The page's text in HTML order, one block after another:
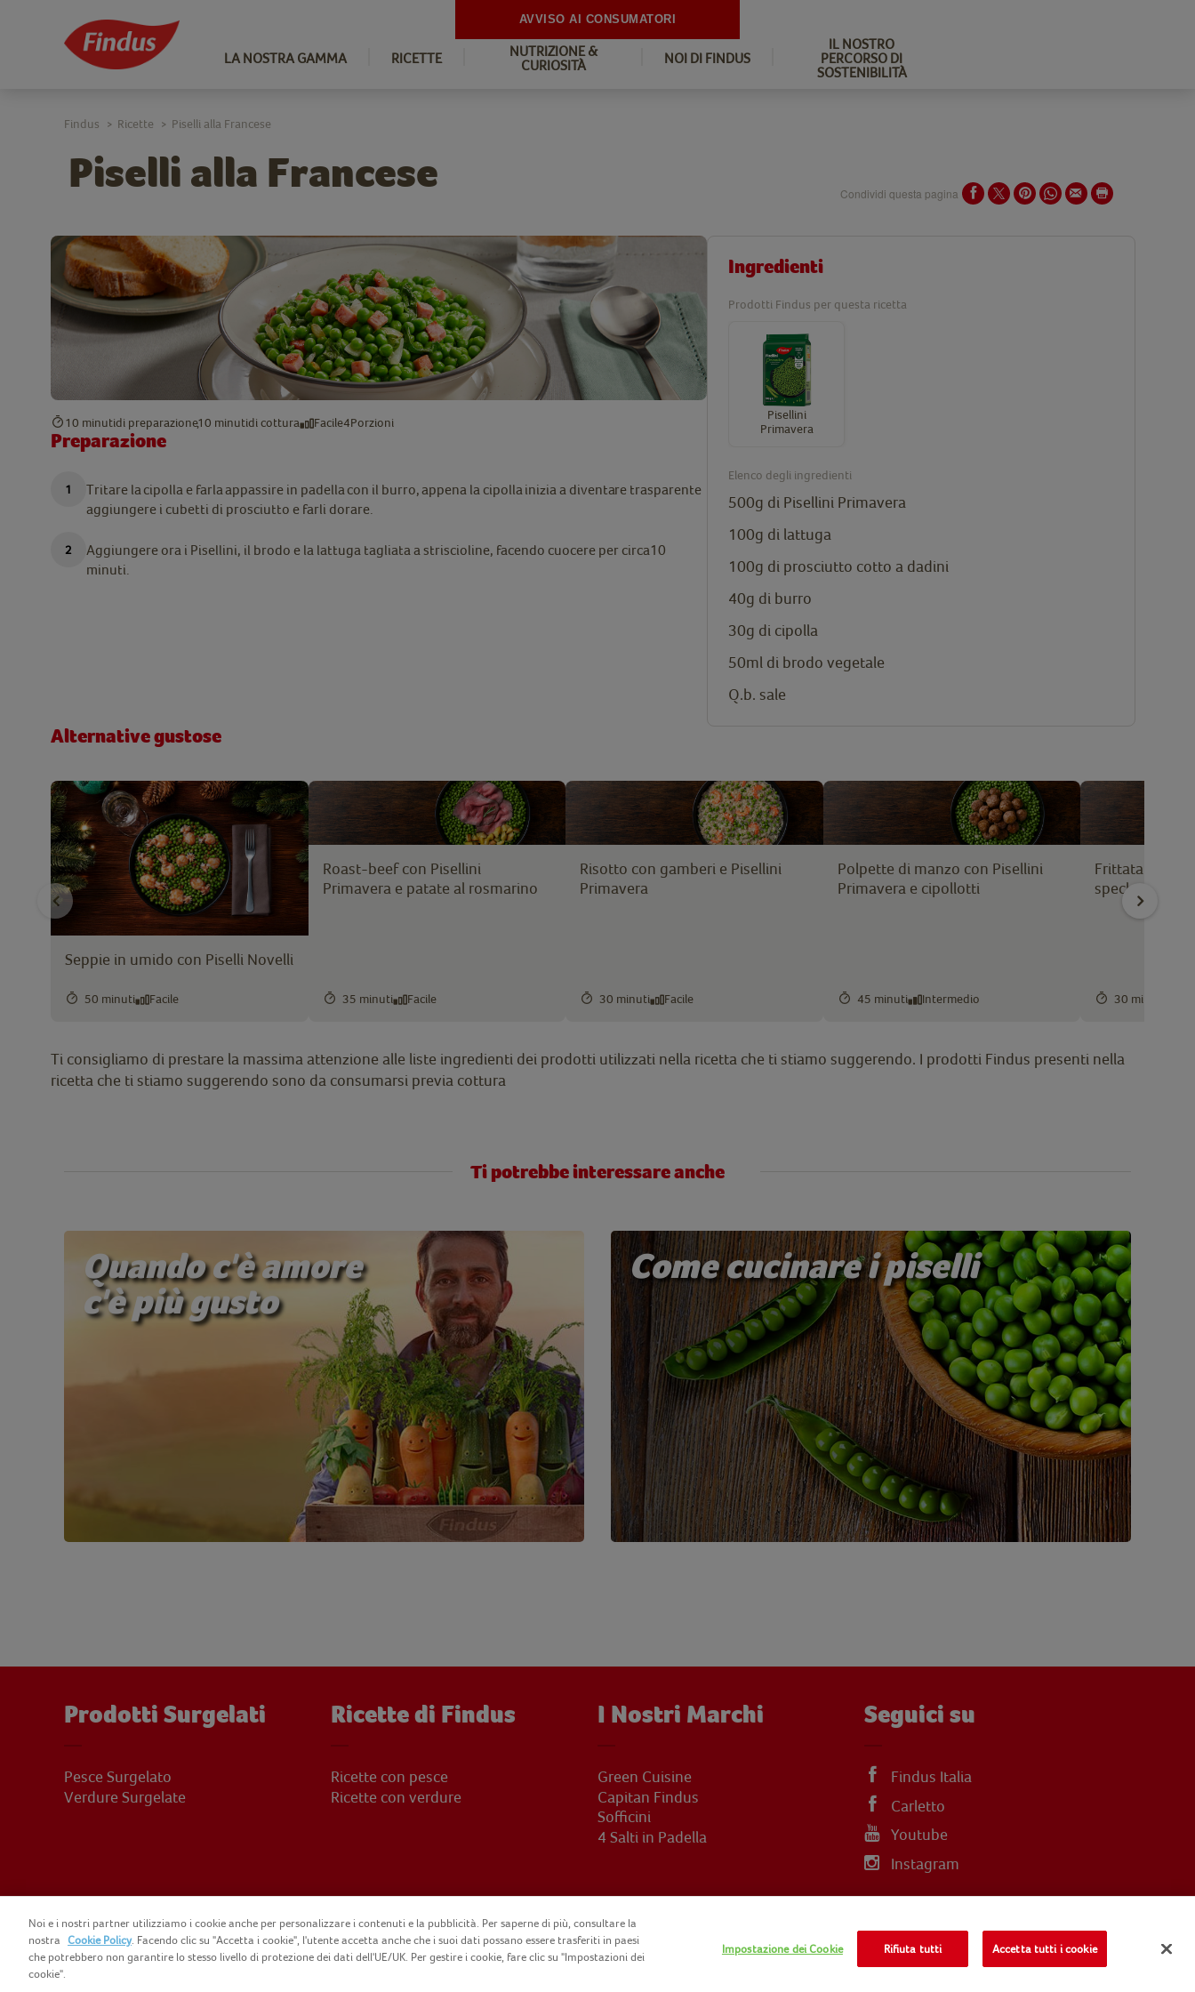
LA NOSTRA GAMMA RICETTE
NUTRIZIONE &
CURIOSITÀ
NOI DI FINDUS
IL NOSTRO
PERCORSO DI
SOSTENIBILITÀ
Piselli alla Francese Condividi questa pagina
Findus > Ricette > Piselli alla Francese
10 minutidi preparazione10 minutidi cottura Facile4Porzioni
Preparazione
Tritare la cipolla e farlaappassire in padella con il burro, appena la cipolla inizia a diventare trasparente
aggiungere i cubetti di prosciutto e farli dorare.
Aggiungere ora i Pisellini, il brodo e la lattuga tagliata a striscioline, facendo cuocere per circa10
minuti.
Ingredienti
Prodotti Findus per questa ricetta
Pisellini
Primavera
Elenco degli ingredienti
500g di Pisellini Primavera
100g di lattuga
100g di prosciutto cotto a dadini
40g di burro
30g di cipolla
50ml di brodo vegetale
Q.b. sale
Alternative gustose
Seppie in umido con Piselli Novelli
50 minuti Facile
Roast-beef con Pisellini
Primavera e patate al rosmarino
35 minuti Facile
Risotto con gamberi e Pisellini
Primavera
30 minuti Facile
Polpette di manzo con Pisellini
Primavera e cipollotti
45 minuti Intermedio
Frittata con
speck
30 minuti
Ti consigliamo di prestare la massima attenzione alle liste ingredienti dei prodotti utilizzati nella ricetta che ti stiamo suggerendo. I prodotti Findus presenti nella
ricetta che ti stiamo suggerendo sono da consumarsi previa cottura
Ti potrebbe interessare anche
Quando c'è amore
c'è più gusto
Come cucinare i piselli
Prodotti Surgelati
Pesce Surgelato
Verdure Surgelate
Ricette di Findus
Ricette con pesce
Ricette con verdure
I Nostri Marchi
Green Cuisine
Capitan Findus
Sofficini
4 Salti in Padella
Seguici su
Findus Italia
Carletto
Youtube
Instagram
COPYRIGHT FINDUS 2025 C.F. E P.I. N. IT07015700961 CONTATTACI INFORMATIVA PRIVACY COOKIE POLICYINFO LEGALINOMAD FOODS
AVVISO AI CONSUMATORI
Noi e i nostri partner utilizziamo i cookie anche per personalizzare i contenuti e la pubblicità. Per saperne di più, consultare la
nostra Cookie Policy. Facendo clic su "Accetta i cookie", l'utente accetta anche che i suoi dati possano essere trasferiti in paesi
che potrebbero non garantire lo stesso livello di protezione dei dati dell'UE/UK. Per gestire i cookie, fare clic su "Impostazioni dei
cookie".
Impostazione dei Cookie Rifiuta tutti Accetta tutti i cookie